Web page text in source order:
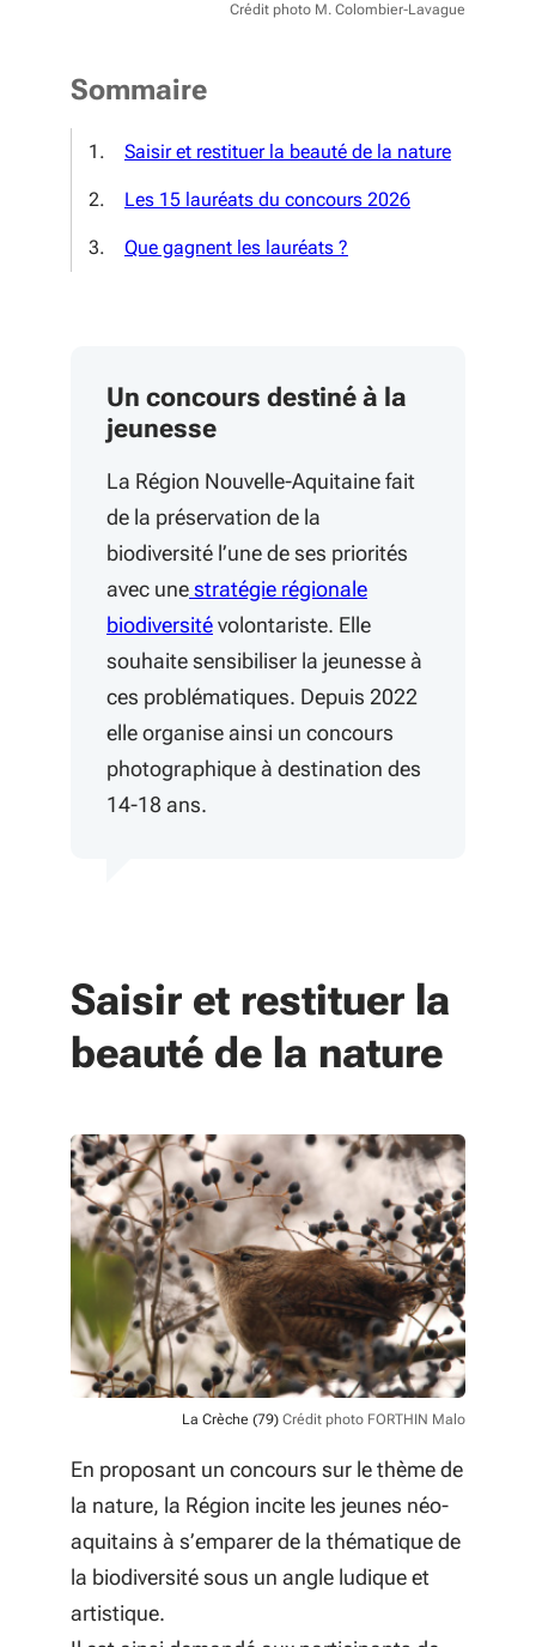
Crédit photo M. Colombier-Lavague
Sommaire
Saisir et restituer la beauté de la nature
Les 15 lauréats du concours 2026
Que gagnent les lauréats ?
Un concours destiné à la
jeunesse
La Région Nouvelle-Aquitaine fait
de la préservation de la
biodiversité l’une de ses priorités
avec unestratégie régionale
biodiversité(S'ouvre dans une nouvelle fenêtre)
volontariste. Elle
souhaite sensibiliser la jeunesse à
ces problématiques. Depuis 2022
elle organise ainsi un concours
photographique à destination des
14-18 ans.
Saisir et restituer la
beauté de la nature
La Crèche (79) Crédit photo FORTHIN Malo
En proposant un concours sur le thème de
la nature, la Région incite les jeunes néo-
aquitains à s’emparer de la thématique de
la biodiversité sous un angle ludique et
artistique.